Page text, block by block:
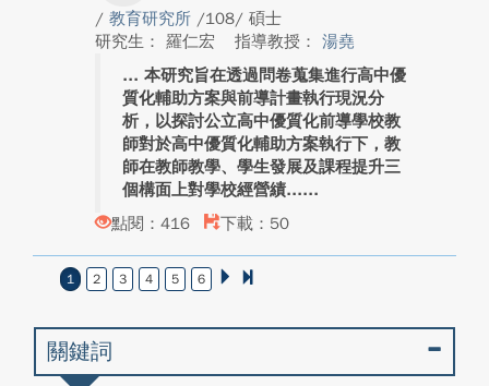
/ 教育研究所 /108/ 碩士
研究生： 羅仁宏
指導教授： 湯堯
本研究旨在透過問卷蒐集進行高中優
質化輔助方案與前導計畫執行現況分
析，以探討公立高中優質化前導學校教
師對於高中優質化輔助方案執行下，教
師在教師教學、學生發展及課程提升三
個構面上對學校經營績...
點閱：416
下載：50
1 2 3 4 5 6
關鍵詞